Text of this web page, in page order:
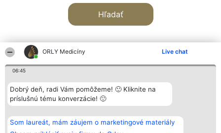
ORLY Medicíny Live chat
06:45
Dobrý deň, radi Vám pomôžeme! 🙂 Kliknite na
príslušnú tému konverzácie! 🙂
Som laureát, mám záujem o marketingové materiály
Hľadať
Organizátor hodnotenia
Bright Side Solutions sp. z o.
o. sp. k.
Wrocław 50-079
KRS 0000749100 | Regon
381313360 | NIP 8943132676
Hodnotenie
Laureáti
Lista
Laureatów
Podmienky
Obchodné
Kontakt
Kontakt